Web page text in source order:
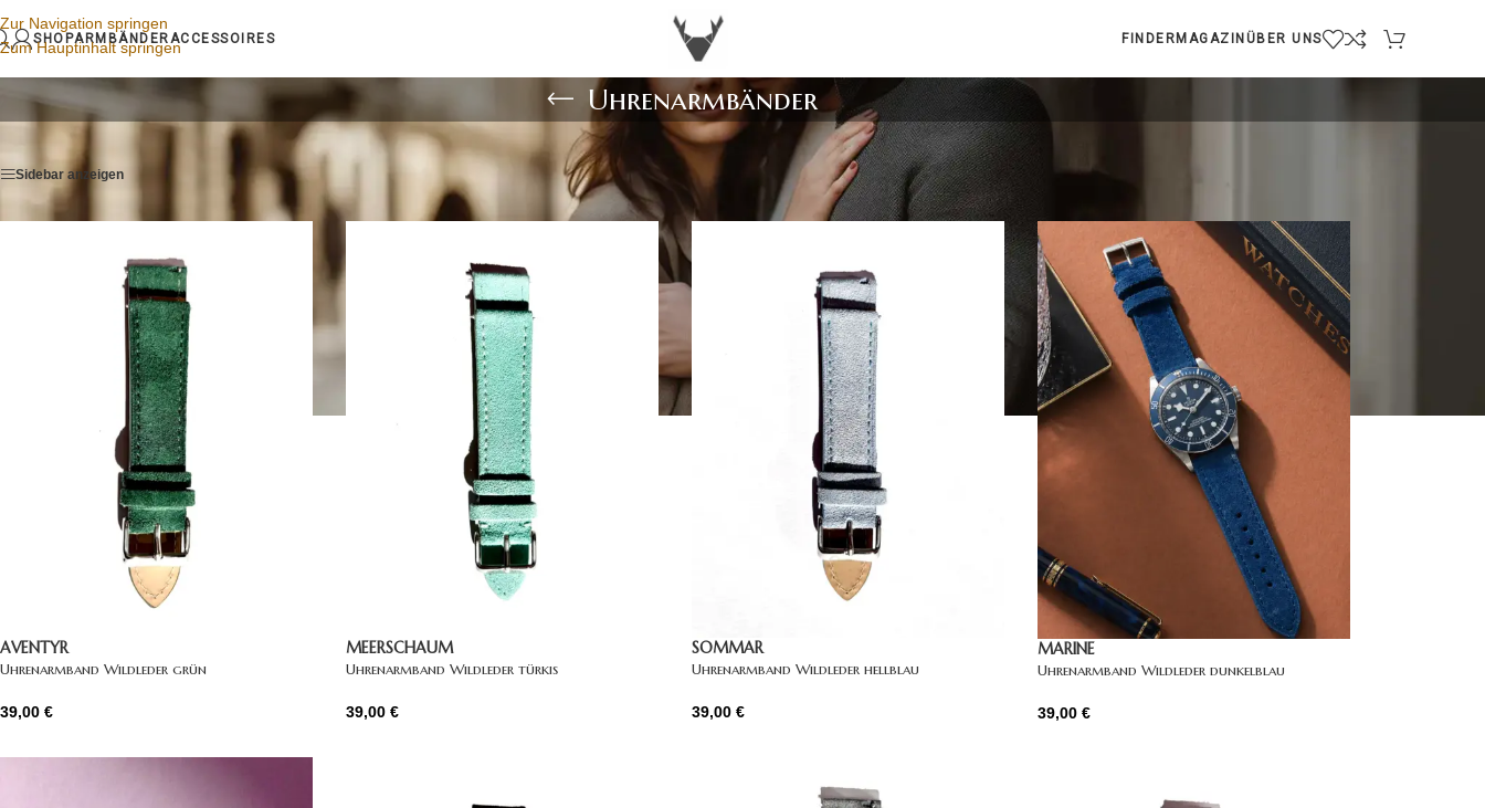
Zur Navigation springen
Zum Hauptinhalt springen
SHOPARMBÄNDERACCESSOIRES FINDER MAGAZIN ÜBER UNS
Uhrenarmbänder
/Seite 3
Sidebar anzeigen Zeigen 9 12 24
AVENTYR
Uhrenarmband Wildleder grün
39,00 €
MEERSCHAUM
Uhrenarmband Wildleder türkis
39,00 €
SOMMAR
Uhrenarmband Wildleder hellblau
39,00 €
MARINE
Uhrenarmband Wildleder dunkelblau
39,00 €